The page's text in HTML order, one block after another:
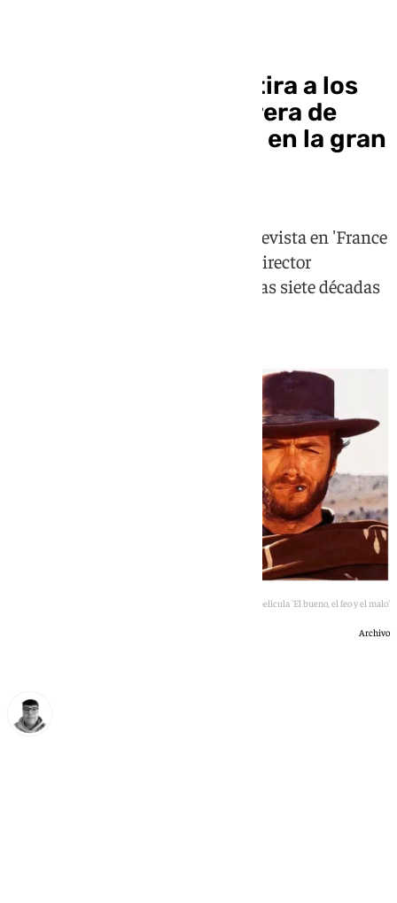
Clint Eastwood se retira a los
96 años tras una carrera de
más de siete décadas en la gran
Su hijo Kyle confirmó en una entrevista en 'France
Info' que el emblemático actor y director
americano pone fin a su carrera tras siete décadas
Clint Eastwood a sus 96 años y en la película 'El bueno, el feo y el malo'
Archivo